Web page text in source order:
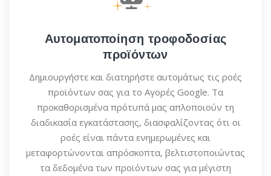
Αυτοματοποίηση τροφοδοσίας
προϊόντων
Δημιουργήστε και διατηρήστε αυτομάτως τις ροές
προϊόντων σας για το Αγορές Google. Τα
προκαθορισμένα πρότυπά μας απλοποιούν τη
διαδικασία εγκατάστασης, διασφαλίζοντας ότι οι
ροές είναι πάντα ενημερωμένες και
μεταφορτώνονται απρόσκοπτα, βελτιστοποιώντας
τα δεδομένα των προϊόντων σας για μέγιστη